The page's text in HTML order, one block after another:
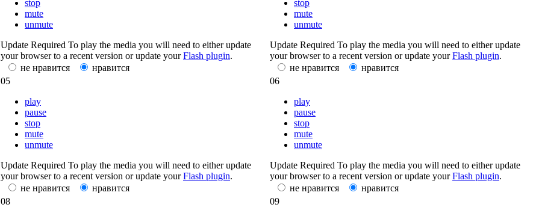
stop
mute
unmute
Update Required To play the media you will need to either update
your browser to a recent version or update yourFlash plugin.
не нравится
нравится
stop
mute
unmute
Update Required To play the media you will need to either update
your browser to a recent version or update yourFlash plugin.
не нравится
нравится
05
play
pause
stop
mute
unmute
Update Required To play the media you will need to either update
your browser to a recent version or update yourFlash plugin.
не нравится
нравится
06
play
pause
stop
mute
unmute
Update Required To play the media you will need to either update
your browser to a recent version or update yourFlash plugin.
не нравится
нравится
08
09